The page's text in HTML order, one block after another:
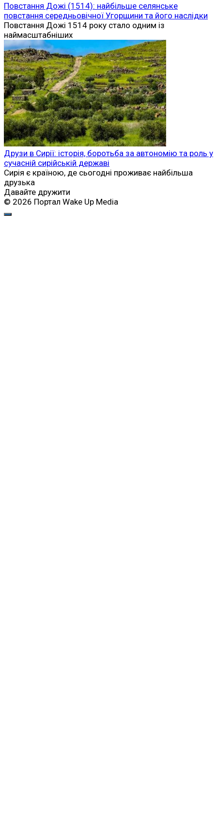
Повстання Дожі (1514): найбільше селянське
повстання середньовічної Угорщини та його наслідки
Повстання Дожі 1514 року стало одним із
наймасштабніших
Друзи в Сирії: історія, боротьба за автономію та роль у
сучасній сирійській державі
Сирія є країною, де сьогодні проживає найбільша
друзька
Давайте дружити
© 2026 Портал Wake Up Media